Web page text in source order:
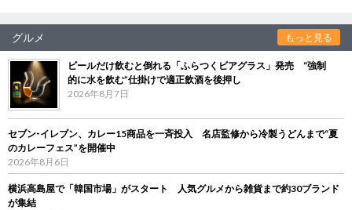
グルメ もっと見る
ビールだけ飲むと倒れる「ふらつくビアグラス」発売 “強制
的に水を飲む”仕掛けで適正飲酒を後押し
2026年8月7日
セブン‐イレブン、カレー15商品を一斉投入 名店監修から冷製うどんまで“夏
のカレーフェス”を開催中
2026年8月6日
横浜高島屋で「韓国市場」がスタート 人気グルメから雑貨まで約30ブランド
が集結